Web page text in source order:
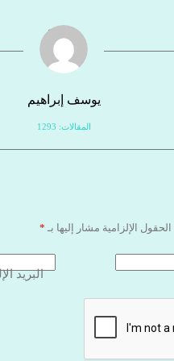
يوسف إبراهيم
المقالات: 1293
الحقول الإلزامية مشار إليها بـ *
البريد